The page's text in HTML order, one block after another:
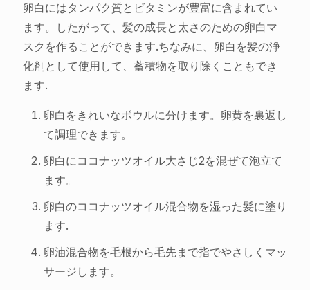
卵白にはタンパク質とビタミンが豊富に含まれてい
ます。したがって、髪の成長と太さのための卵白マ
スクを作ることができます.ちなみに、卵白を髪の浄
化剤として使用して、蓄積物を取り除くこともでき
ます.
卵白をきれいなボウルに分けます。卵黄を裏返し
て調理できます。
卵白にココナッツオイル大さじ2を混ぜて泡立て
ます。
卵白のココナッツオイル混合物を湿った髪に塗り
ます.
卵油混合物を毛根から毛先まで指でやさしくマッ
サージします。